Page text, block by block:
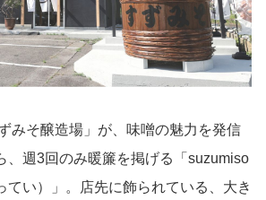
みそ醸造場」が、味噌の魅力を発信
、週3回のみ暖簾を掲げる「suzumiso
てい）」。店先に飾られている、大き